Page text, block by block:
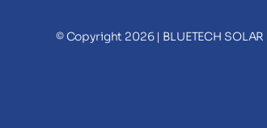
© Copyright 2026 | BLUETECH SOLAR